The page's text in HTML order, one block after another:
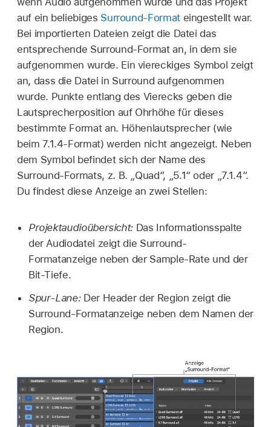
auf ein beliebiges Surround-Formateingestellt war.
Bei importierten Dateien zeigt die Datei das
entsprechende Surround-Format an, in dem sie
aufgenommen wurde. Ein viereckiges Symbol zeigt
an, dass die Datei in Surround aufgenommen
wurde. Punkte entlang des Vierecks geben die
Lautsprecherposition auf Ohrhöhe für dieses
bestimmte Format an. Höhenlautsprecher (wie
beim 7.1.4-Format) werden nicht angezeigt. Neben
dem Symbol befindet sich der Name des
Surround-Formats, z. B. „Quad“, „5.1“ oder „7.1.4“.
Du findest diese Anzeige an zwei Stellen:
Projektaudioübersicht: Das Informationsspalte
der Audiodatei zeigt die Surround-
Formatanzeige neben der Sample-Rate und der
Bit-Tiefe.
Spur-Lane:Der Header der Region zeigt die
Surround-Formatanzeige neben dem Namen der
Region.